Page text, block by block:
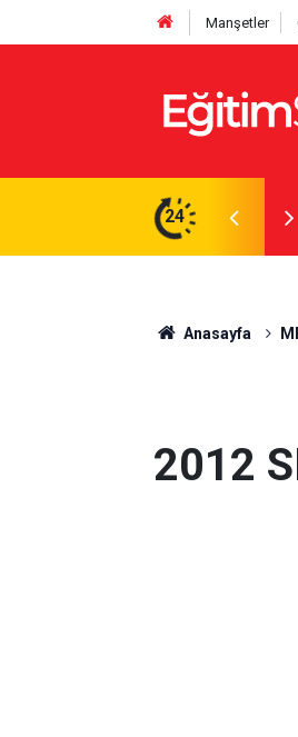
Manşetler
24
Belli Oldu: İki Program 500
Anasayfa
2012